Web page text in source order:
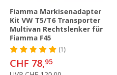
Fiamma Markisenadapter
Kit VW T5/T6 Transporter
Multivan Rechtslenker für
Fiamma F45
(1)
CHF 78,95